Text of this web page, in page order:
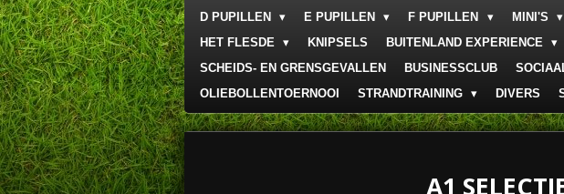
D PUPILLEN
E PUPILLEN F PUPILLEN MINI'S
HET FLESDE
KNIPSELS BUITENLAND EXPERIENCE
SCHEIDS- EN GRENSGEVALLEN
BUSINESSCLUB
OLIEBOLLENTOERNOOI
STRANDTRAINING DIVERS
A1